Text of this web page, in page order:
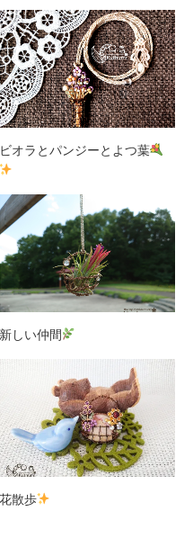
ビオラとパンジーとよつ葉
新しい仲間
花散歩